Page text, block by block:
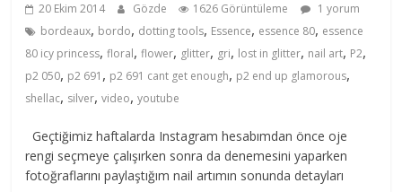
20 Ekim 2014 Gözde 1626 Görüntüleme
1 yorum
bordeaux, bordo, dotting tools, Essence, essence 80, essence
80 icy princess,floral,flower, glitter, gri, lost in glitter, nail art, P2,
p2 050, p2 691 , p2 691 cant get enough, p2 end up glamorous,
shellac, silver,video,youtube
Geçtiğimiz haftalarda Instagram hesabımdan önce oje
rengi seçmeye çalışırken sonra da denemesini yaparken
fotoğraflarını paylaştığım nail artımın sonunda detayları